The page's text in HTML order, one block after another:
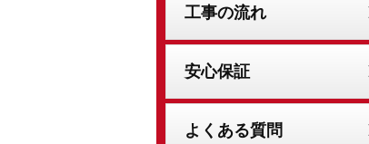
工事の流れ
安心保証
よくある質問